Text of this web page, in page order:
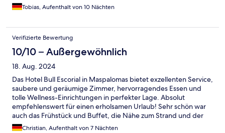
Tobias, Aufenthalt von 10 Nächten
Verifizierte Bewertung
10/10 – Außergewöhnlich
18. Aug. 2024
Das Hotel Bull Escorial in Maspalomas bietet exzellenten Service,
saubere und geräumige Zimmer, hervorragendes Essen und
tolle Wellness-Einrichtungen in perfekter Lage. Absolut
empfehlenswert für einen erholsamen Urlaub! Sehr schön war
auch das Frühstück und Buffet, die Nähe zum Strand und der
Spa-Bereich!
Christian, Aufenthalt von 7 Nächten